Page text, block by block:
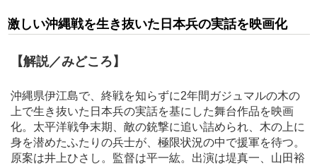
激しい沖縄戦を生き抜いた日本兵の実話を映画化
【解説／みどころ】
沖縄県伊江島で、終戦を知らずに2年間ガジュマルの木の
上で生き抜いた日本兵の実話を基にした舞台作品を映画
化。太平洋戦争末期、敵の銃撃に追い詰められ、木の上に
身を潜めたふたりの兵士が、極限状況の中で援軍を待つ。
原案は井上ひさし。監督は平一紘。出演は堤真一、山田裕